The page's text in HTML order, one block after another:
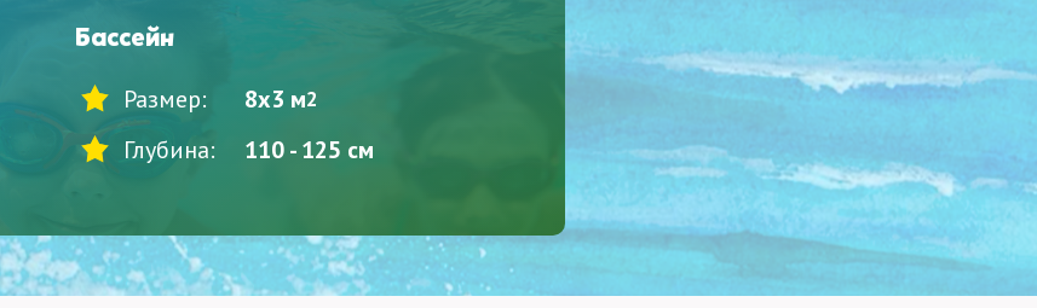
Бассейн
Размер: 8x3 м2
Глубина: 110 - 125 см